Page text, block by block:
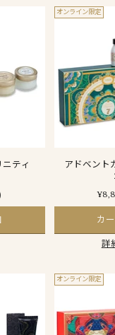
ティ
オンライン限定
アドベント
カ
詳
オンライン限定